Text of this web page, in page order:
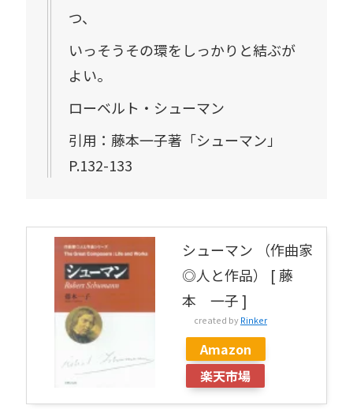
つ、
いっそうその環をしっかりと結ぶが
よい。
ローベルト・シューマン
引用：藤本一子著「シューマン」
P.132-133
シューマン （作曲家
◎人と作品） [ 藤
本 一子 ]
created by Rinker
Amazon
楽天市場